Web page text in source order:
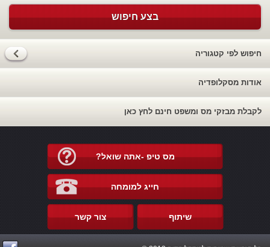
בצע חיפוש
חיפוש לפי קטגוריה
אודות מסקלופדיה
לקבלת מבזקי מס ומשפט חינם לחץ כאן
מס טיפ -אתה שואל?
חייג למומחה
צור קשר שיתוף